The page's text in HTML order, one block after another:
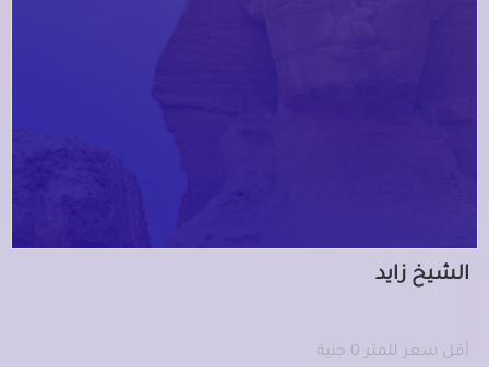
الشيخ زايد
أقل سعر للمتر 0 جنية